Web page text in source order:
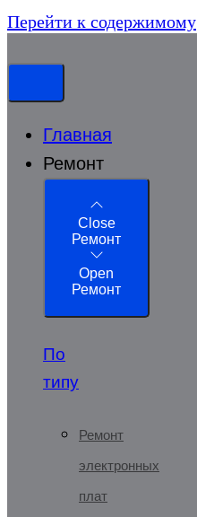
Перейти к содержимому
Главная
Ремонт
Close
Ремонт
Open
Ремонт
По
типу
Ремонт
электронных
плат